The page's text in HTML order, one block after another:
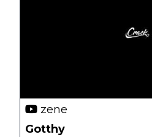
zene
Gotthy